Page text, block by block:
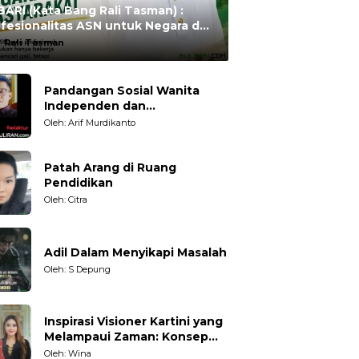
(Kata Bang Rali Tasman) :
ASN untuk Negara dan
Rali Tasman
Pandangan Sosial Wanita
Independen dan
Karakteristiknya
Oleh: Arif Murdikanto
Patah Arang di Ruang
Pendidikan
Oleh: Citra
Adil Dalam Menyikapi Masalah
Oleh: S Depung
Inspirasi Visioner Kartini yang
Melampaui Zaman: Konsep
Kecakapan Hidup bagi
Oleh: Wina